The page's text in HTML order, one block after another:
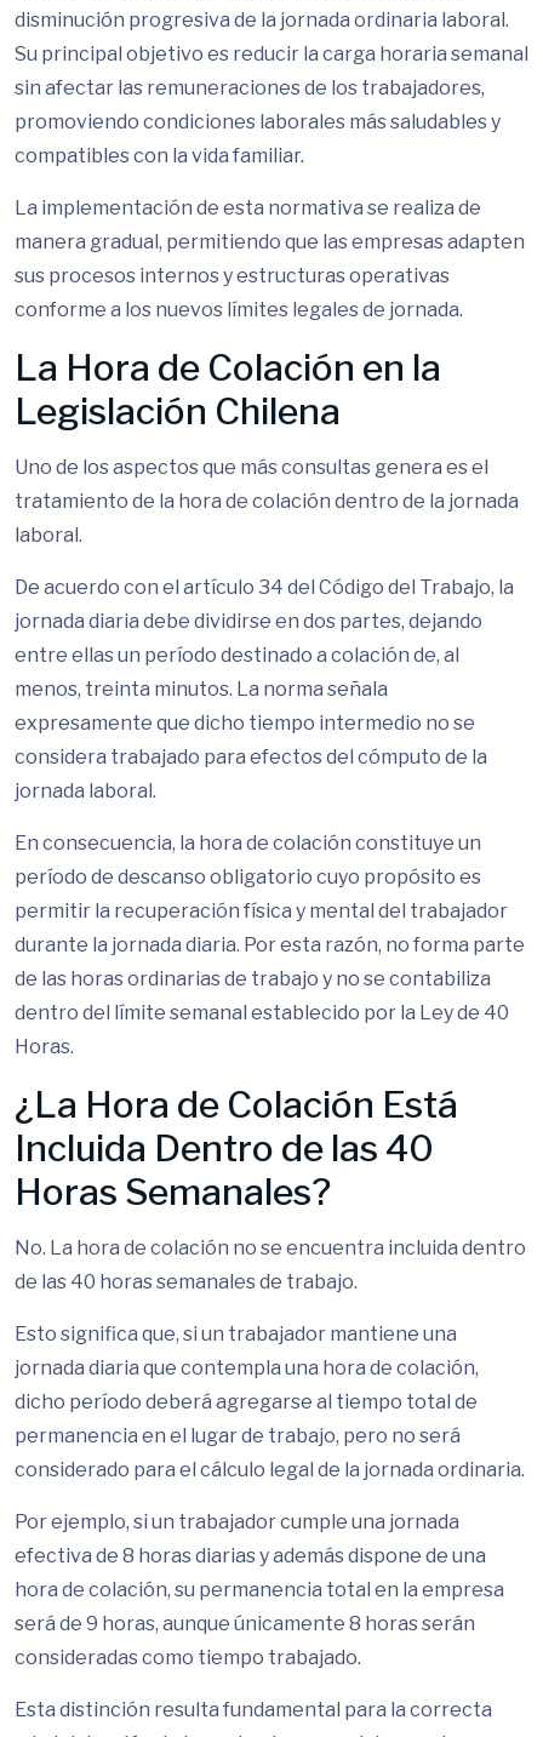
disminución progresiva de la jornada ordinaria laboral.
Su principal objetivo es reducir la carga horaria semanal
sin afectar las remuneraciones de los trabajadores,
promoviendo condiciones laborales más saludables y
compatibles con la vida familiar.
La implementación de esta normativa se realiza de
manera gradual, permitiendo que las empresas adapten
sus procesos internos y estructuras operativas
conforme a los nuevos límites legales de jornada.
La Hora de Colación en la
Legislación Chilena
Uno de los aspectos que más consultas genera es el
tratamiento de la hora de colación dentro de la jornada
laboral.
De acuerdo con el artículo 34 del Código del Trabajo, la
jornada diaria debe dividirse en dos partes, dejando
entre ellas un período destinado a colación de, al
menos, treinta minutos. La norma señala
expresamente que dicho tiempo intermedio no se
considera trabajado para efectos del cómputo de la
jornada laboral.
En consecuencia, la hora de colación constituye un
período de descanso obligatorio cuyo propósito es
permitir la recuperación física y mental del trabajador
durante la jornada diaria. Por esta razón, no forma parte
de las horas ordinarias de trabajo y no se contabiliza
dentro del límite semanal establecido por la Ley de 40
Horas.
¿La Hora de Colación Está
Incluida Dentro de las 40
Horas Semanales?
No. La hora de colación no se encuentra incluida dentro
de las 40 horas semanales de trabajo.
Esto significa que, si un trabajador mantiene una
jornada diaria que contempla una hora de colación,
dicho período deberá agregarse al tiempo total de
permanencia en el lugar de trabajo, pero no será
considerado para el cálculo legal de la jornada ordinaria.
Por ejemplo, si un trabajador cumple una jornada
efectiva de 8 horas diarias y además dispone de una
hora de colación, su permanencia total en la empresa
será de 9 horas, aunque únicamente 8 horas serán
consideradas como tiempo trabajado.
Esta distinción resulta fundamental para la correcta